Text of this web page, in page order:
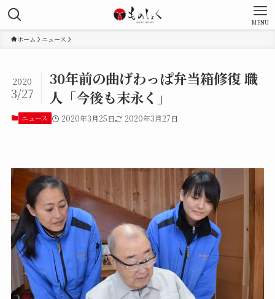
MENU
ホーム ニュース
30年前の曲げわっぱ弁当箱修復 職
人「今後も末永く」
2020
3/27
ニュース 2020年3月25日 2020年3月27日